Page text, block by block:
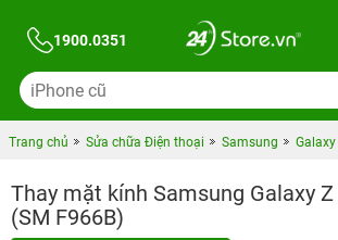
1900.0351
Trang chủ Sửa chữa Điện thoại Samsung Galaxy
Thay mặt kính Samsung Galaxy
(SM F966B)